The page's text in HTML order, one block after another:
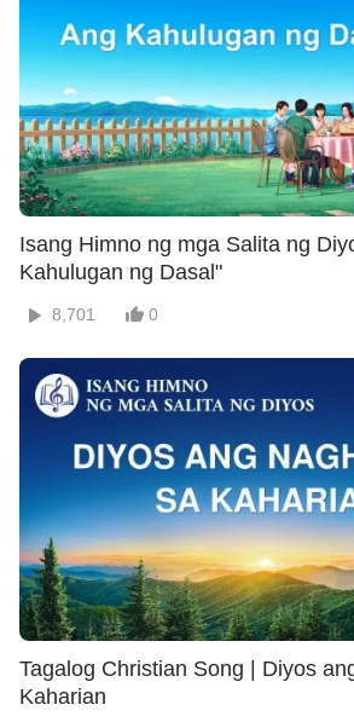
Isang Himno ng mga Salita ng
Kahulugan ng Dasal"
8,701 0
Tagalog Christian Song | Diyos
Kaharian